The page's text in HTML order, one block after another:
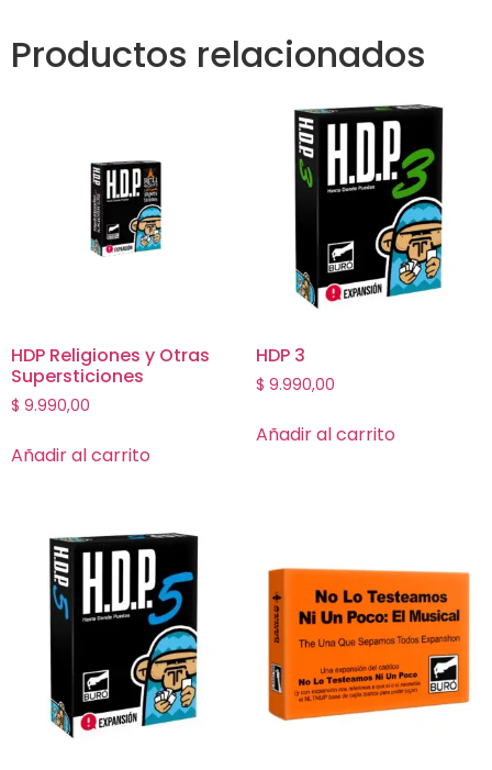
Productos relacionados
HDP Religiones y Otras
Supersticiones
$ 9.990,00
Añadir al carrito
HDP 3
$ 9.990,00
Añadir al carrito